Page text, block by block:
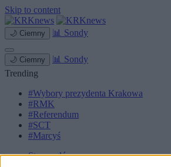
Skip to content
🌙 Ciemny 📊 Sondy
🌙 Ciemny 📊 Sondy
Trending
#Wybory prezydenta Krakowa
#RMK
#Referendum
#SCT
#Marcyś
Strona główna